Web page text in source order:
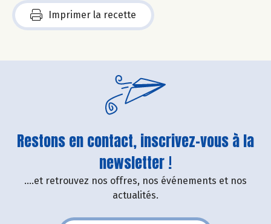
Imprimer la recette
Restons en contact, inscrivez-vous à la
newsletter !
....et retrouvez nos offres, nos événements et nos
actualités.